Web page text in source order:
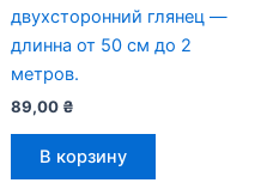
двухсторонний глянец —
длинна от 50 см до 2
метров.
89,00 ₴
В корзину